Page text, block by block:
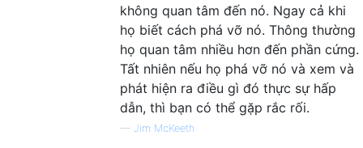
không quan tâm đến nó. Ngay cả khi
họ biết cách phá vỡ nó. Thông thường
họ quan tâm nhiều hơn đến phần cứng.
Tất nhiên nếu họ phá vỡ nó và xem và
phát hiện ra điều gì đó thực sự hấp
dẫn, thì bạn có thể gặp rắc rối.
— Jim McKeeth